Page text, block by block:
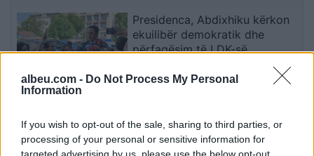
albeu.com - Do Not Process My Personal
Information
If you wish to opt-out of the sale, sharing to third parties, or
processing of your personal or sensitive information for
targeted advertising by us, please use the below opt-out
Presidenca, Abdixhiku kërkon
ekuilibër demokratik dhe
përfaqësim të LDK-së
votojnë drejtuesit e Kuvendit,
ende nuk e di nëse do të jem
në qeverinë e re